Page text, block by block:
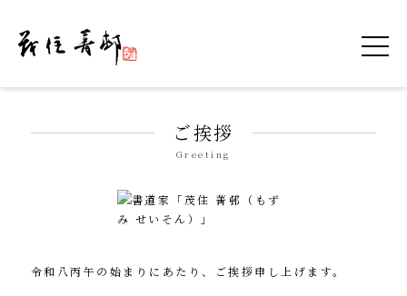
令和を書いた書道家「茂住 菁邨（もずみ せ
ご挨拶
Greeting
令和八丙午の始まりにあたり、ご挨拶申し上げます。